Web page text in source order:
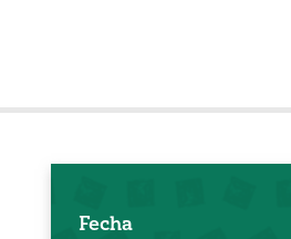
Fecha